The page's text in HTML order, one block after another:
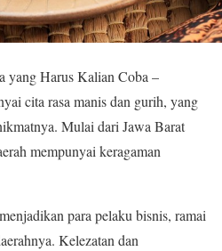
yang Harus Kalian Coba –
cita rasa manis dan gurih, yang
Mulai dari Jawa Barat
mempunyai keragaman
para pelaku bisnis, ramai
Kelezatan dan